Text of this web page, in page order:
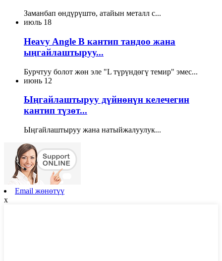
Заманбап өндүрүштө, атайын металл с...
июль 18
Heavy Angle B кантип тандоо жана
ыңгайлаштыруу...
Бурчтуу болот жөн эле "L түрүндөгү темир" эмес...
июнь 12
Ыңгайлаштыруу дүйнөнүн келечегин
кантип түзөт...
Ыңгайлаштыруу жана натыйжалуулук...
Email жөнөтүү
x